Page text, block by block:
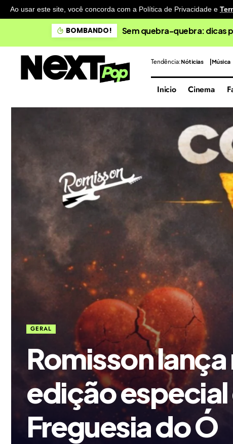
Ao usar este site, você concorda com a Política de Privacidade e
BOMBANDO! Sem quebra-quebra: dicas
Tendência:Nóticias Música
Inicio Cinema
GERAL
Romisson
edição especial
Freguesia do Ó